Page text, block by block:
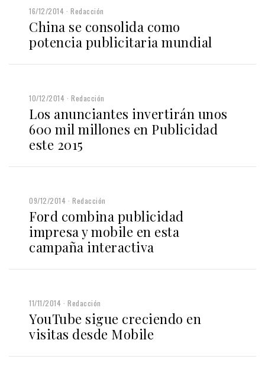
16/12/2014 Redacción
China se consolida como
potencia publicitaria mundial
10/12/2014 Redacción
Los anunciantes invertirán unos
600 mil millones en Publicidad
este 2015
09/12/2014 Redacción
Ford combina publicidad
impresa y mobile en esta
campaña interactiva
11/11/2014 Redacción
YouTube sigue creciendo en
visitas desde Mobile